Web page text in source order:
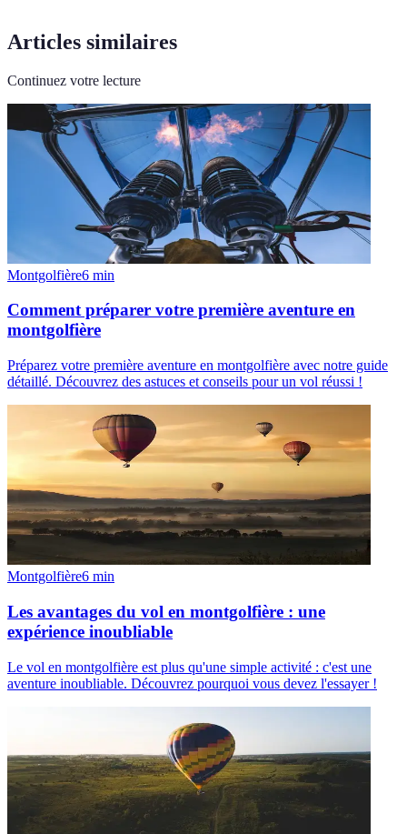
Articles similaires
Continuez votre lecture
Montgolfière6 min
Comment préparer votre première aventure en
montgolfière
Préparez votre première aventure en montgolfière avec notre guide
détaillé. Découvrez des astuces et conseils pour un vol réussi !
Montgolfière6 min
Les avantages du vol en montgolfière : une
expérience inoubliable
Le vol en montgolfière est plus qu'une simple activité : c'est une
aventure inoubliable. Découvrez pourquoi vous devez l'essayer !